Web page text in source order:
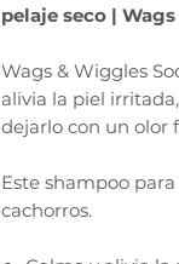
pelaje seco |
Wags & Wiggles
alivia la piel
dejarlo con un olor
Este shampoo
cachorros.